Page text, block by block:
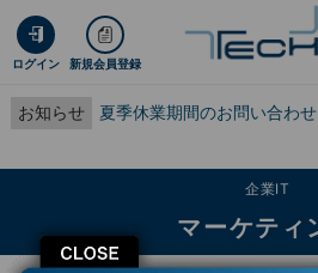
ログイン 新規会員登録
お知らせ 夏季休業期間のお問い合わ
CLOSE
企業IT
マーケティ